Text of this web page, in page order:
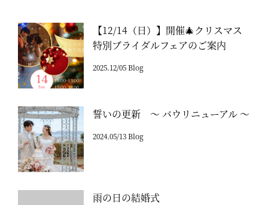
【12/14（日）】開催🎄クリスマス
特別ブライダルフェアのご案内
2025.12/05 Blog
誓いの更新 ～ バウリニューアル ～
2024.05/13 Blog
雨の日の結婚式